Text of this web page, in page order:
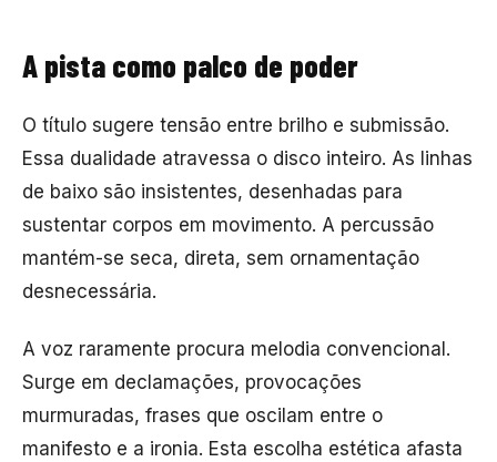
A pista como palco de poder
O título sugere tensão entre brilho e submissão.
Essa dualidade atravessa o disco inteiro. As linhas
de baixo são insistentes, desenhadas para
sustentar corpos em movimento. A percussão
mantém-se seca, direta, sem ornamentação
desnecessária.
A voz raramente procura melodia convencional.
Surge em declamações, provocações
murmuradas, frases que oscilam entre o
manifesto e a ironia. Esta escolha estética afasta